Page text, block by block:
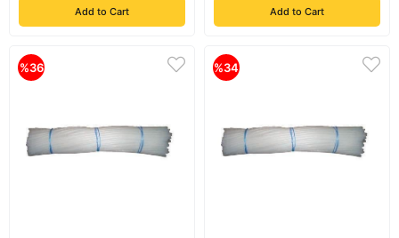
Add to Cart Add to Cart
%36 %34